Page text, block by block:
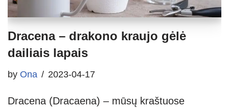
Dracena – drakono kraujo gėlė
dailiais lapais
by Ona 2023-04-17
Dracena (Dracaena) – mūsų kraštuose